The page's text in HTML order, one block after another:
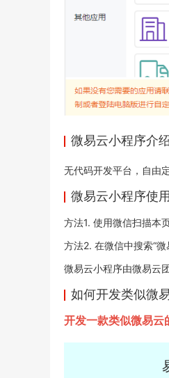
微易云小程序介
无代码开发平台，自由
微易云小程序使
方法1. 使用微信扫描本
方法2. 在微信中搜索“
微易云小程序由微易云
如何开发类似微
开发一款类似微易云